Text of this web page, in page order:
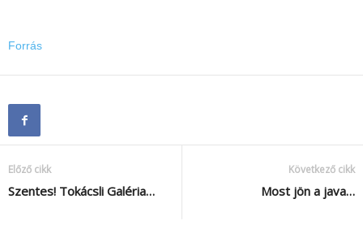
Forrás
Előző cikk
Szentes! Tokácsli Galéria…
Következő cikk
Most jön a java…